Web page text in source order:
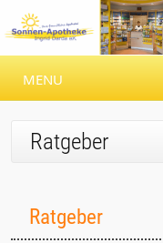
MENU
Ratgeber
Ratgeber